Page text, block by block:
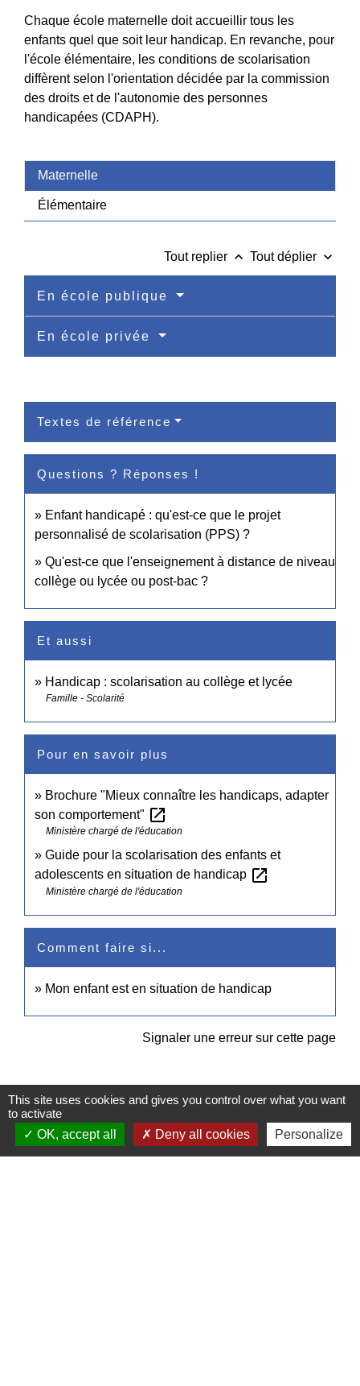
Chaque école maternelle doit accueillir tous les
enfants quel que soit leur handicap. En revanche, pour
l'école élémentaire, les conditions de scolarisation
diffèrent selon l'orientation décidée par la commission
des droits et de l'autonomie des personnes
handicapées (CDAPH).
Maternelle
Élémentaire
Tout replier keyboard_arrow_up Tout déplier keyboard_arrow_down
En école publique
En école privée
Textes de référence
Questions ? Réponses !
Enfant handicapé : qu'est-ce que le projet
personnalisé de scolarisation (PPS) ?
Qu'est-ce que l'enseignement à distance de niveau
collège ou lycée ou post-bac ?
Et aussi
Handicap : scolarisation au collège et lycée
Famille - Scolarité
Pour en savoir plus
Brochure "Mieux connaître les handicaps, adapter
son comportement" open_in_new
Ministère chargé de l'éducation
Guide pour la scolarisation des enfants et
adolescents en situation de handicap open_in_new
Ministère chargé de l'éducation
Comment faire si...
Mon enfant est en situation de handicap
Signaler une erreur sur cette page
Contacts
This site uses cookies and gives you control over what you want
to activate
OK, accept all
Deny all cookies Personalize